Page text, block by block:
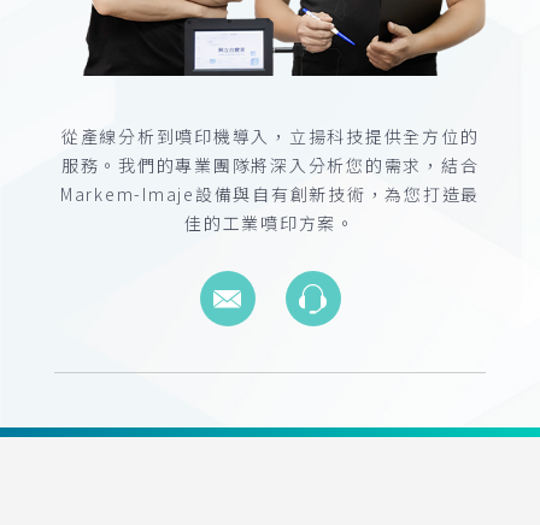
從產線分析到噴印機導入，立揚科技提供全方位的
服務。我們的專業團隊將深入分析您的需求，結合
Markem-Imaje設備與自有創新技術，為您打造最
佳的工業噴印方案。